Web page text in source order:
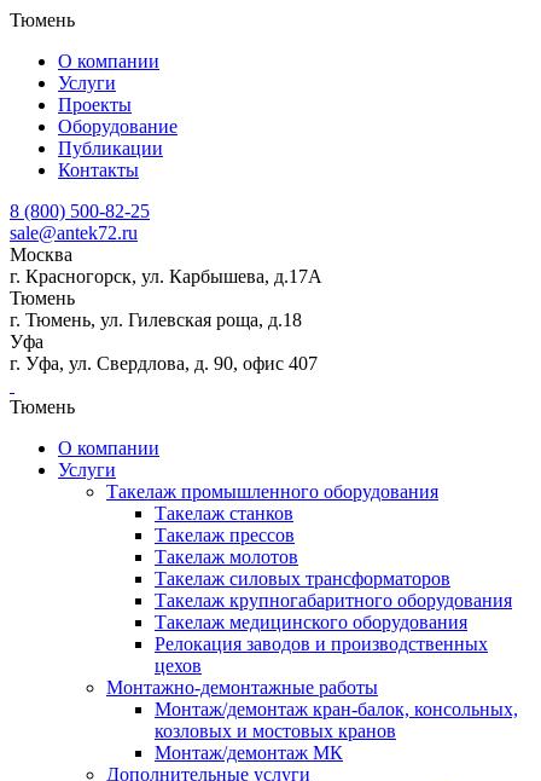
Тюмень
О компании
Услуги
Проекты
Оборудование
Публикации
Контакты
8 (800) 500-82-25
sale@antek72.ru
Москва
г. Красногорск, ул. Карбышева, д.17А
Тюмень
г. Тюмень, ул. Гилевская роща, д.18
Уфа
г. Уфа, ул. Свердлова, д. 90, офис 407
Тюмень
О компании
Услуги
Такелаж промышленного оборудования
Такелаж станков
Такелаж прессов
Такелаж молотов
Такелаж силовых трансформаторов
Такелаж крупногабаритного оборудования
Такелаж медицинского оборудования
Релокация заводов и производственных
цехов
Монтажно-демонтажные работы
Монтаж/демонтаж кран-балок, консольных,
козловых и мостовых кранов
Монтаж/демонтаж МК
Дополнительные услуги